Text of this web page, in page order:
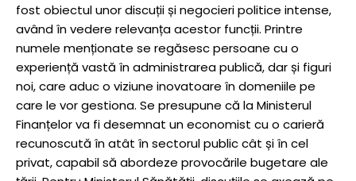
fost obiectul unor discuții și negocieri politice intense,
având în vedere relevanța acestor funcții. Printre
numele menționate se regăsesc persoane cu o
experiență vastă în administrarea publică, dar și figuri
noi, care aduc o viziune inovatoare în domeniile pe
care le vor gestiona. Se presupune că la Ministerul
Finanțelor va fi desemnat un economist cu o carieră
recunoscută în atât în sectorul public cât și în cel
privat, capabil să abordeze provocările bugetare ale